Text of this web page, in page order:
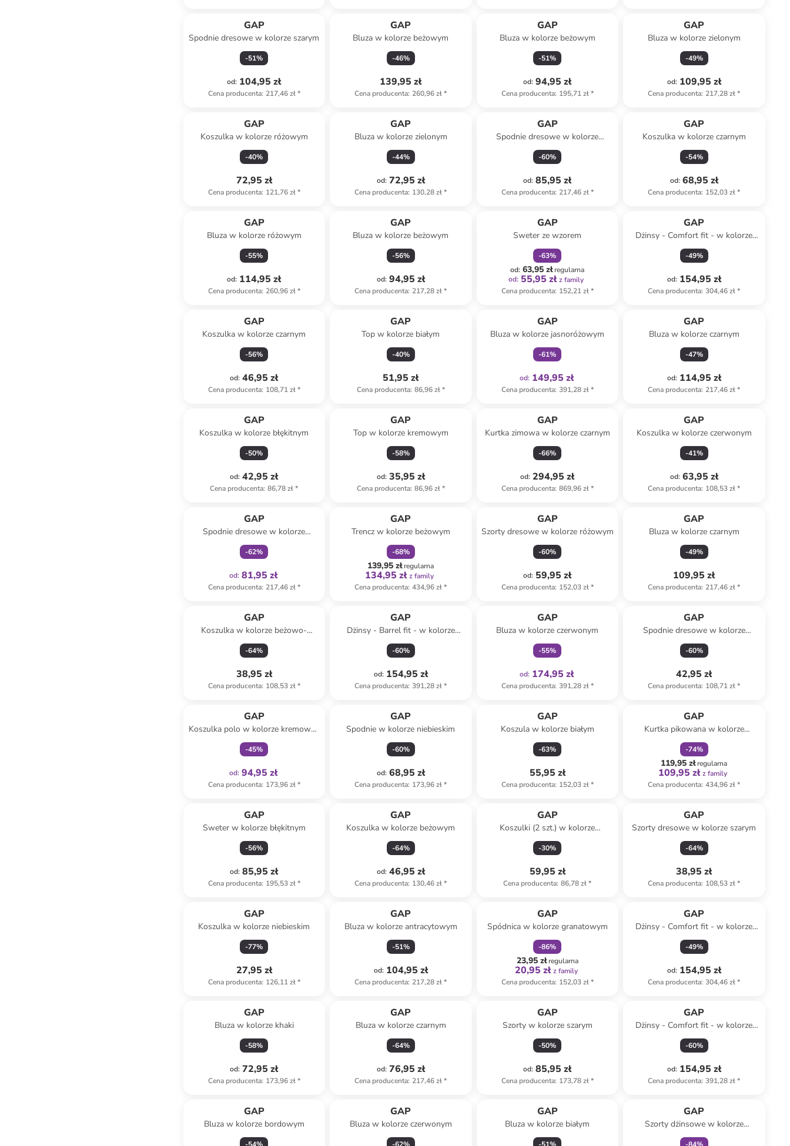
GAP
Spodnie dresowe w kolorze szarym
-51%
od: 104,95 zł
Cena producenta: 217,46 zł*
GAP
Bluza w kolorze beżowym
-46%
139,95 zł
Cena producenta: 260,96 zł*
GAP
Bluza w kolorze beżowym
-51%
od: 94,95 zł
Cena producenta: 195,71 zł*
GAP
Bluza w kolorze zielonym
-49%
od: 109,95 zł
Cena producenta: 217,28 zł*
GAP
Koszulka w kolorze różowym
-40%
72,95 zł
Cena producenta: 121,76 zł*
GAP
Bluza w kolorze zielonym
-44%
od: 72,95 zł
Cena producenta: 130,28 zł*
GAP
Spodnie dresowe w kolorze
bordowym
-60%
od: 85,95 zł
Cena producenta: 217,46 zł*
GAP
Koszulka w kolorze czarnym
-54%
od: 68,95 zł
Cena producenta: 152,03 zł*
GAP
Bluza w kolorze różowym
-55%
od: 114,95 zł
Cena producenta: 260,96 zł*
GAP
Bluza w kolorze beżowym
-56%
od: 94,95 zł
Cena producenta: 217,28 zł*
GAP
Sweter ze wzorem
-63%
od: 63,95 złregularna
od: 55,95 zł z family
Cena producenta: 152,21 zł*
GAP
Dżinsy - Comfort fit - w kolorze
niebieskim
-49%
od: 154,95 zł
Cena producenta: 304,46 zł*
GAP
Koszulka w kolorze czarnym
-56%
od: 46,95 zł
Cena producenta: 108,71 zł*
GAP
Top w kolorze białym
-40%
51,95 zł
Cena producenta: 86,96 zł*
GAP
Bluza w kolorze jasnoróżowym
-61%
od: 149,95 zł
Cena producenta: 391,28 zł*
GAP
Bluza w kolorze czarnym
-47%
od: 114,95 zł
Cena producenta: 217,46 zł*
GAP
Koszulka w kolorze błękitnym
-50%
od: 42,95 zł
Cena producenta: 86,78 zł*
GAP
Top w kolorze kremowym
-58%
od: 35,95 zł
Cena producenta: 86,96 zł*
GAP
Kurtka zimowa w kolorze czarnym
-66%
od: 294,95 zł
Cena producenta: 869,96 zł*
GAP
Koszulka w kolorze czerwonym
-41%
od: 63,95 zł
Cena producenta: 108,53 zł*
GAP
Spodnie dresowe w kolorze
czarnym
-62%
od: 81,95 zł
Cena producenta: 217,46 zł*
GAP
Trencz w kolorze beżowym
-68%
139,95 złregularna
134,95 zł z family
Cena producenta: 434,96 zł*
GAP
Szorty dresowe w kolorze różowym
-60%
od: 59,95 zł
Cena producenta: 152,03 zł*
GAP
Bluza w kolorze czarnym
-49%
109,95 zł
Cena producenta: 217,46 zł*
GAP
Koszulka w kolorze beżowo-
błękitnym
-64%
38,95 zł
Cena producenta: 108,53 zł*
GAP
Dżinsy - Barrel fit - w kolorze
błękitnym
-60%
od: 154,95 zł
Cena producenta: 391,28 zł*
GAP
Bluza w kolorze czerwonym
-55%
od: 174,95 zł
Cena producenta: 391,28 zł*
GAP
Spodnie dresowe w kolorze
fioletowym
-60%
42,95 zł
Cena producenta: 108,71 zł*
GAP
Koszulka polo w kolorze kremowo-
czarnym
-45%
od: 94,95 zł
Cena producenta: 173,96 zł*
GAP
Spodnie w kolorze niebieskim
-60%
od: 68,95 zł
Cena producenta: 173,96 zł*
GAP
Koszula w kolorze białym
-63%
55,95 zł
Cena producenta: 152,03 zł*
GAP
Kurtka pikowana w kolorze
granatowym
-74%
119,95 złregularna
109,95 zł z family
Cena producenta: 434,96 zł*
GAP
Sweter w kolorze błękitnym
-56%
od: 85,95 zł
Cena producenta: 195,53 zł*
GAP
Koszulka w kolorze beżowym
-64%
od: 46,95 zł
Cena producenta: 130,46 zł*
GAP
Koszulki (2 szt.) w kolorze
błękitnym i zielonym
-30%
59,95 zł
Cena producenta: 86,78 zł*
GAP
Szorty dresowe w kolorze szarym
-64%
38,95 zł
Cena producenta: 108,53 zł*
GAP
Koszulka w kolorze niebieskim
-77%
27,95 zł
Cena producenta: 126,11 zł*
GAP
Bluza w kolorze antracytowym
-51%
od: 104,95 zł
Cena producenta: 217,28 zł*
GAP
Spódnica w kolorze granatowym
-86%
23,95 złregularna
20,95 zł z family
Cena producenta: 152,03 zł*
GAP
Dżinsy - Comfort fit - w kolorze
błękitnym
-49%
od: 154,95 zł
Cena producenta: 304,46 zł*
GAP
Bluza w kolorze khaki
-58%
od: 72,95 zł
Cena producenta: 173,96 zł*
GAP
Bluza w kolorze czarnym
-64%
od: 76,95 zł
Cena producenta: 217,46 zł*
GAP
Szorty w kolorze szarym
-50%
od: 85,95 zł
Cena producenta: 173,78 zł*
GAP
Dżinsy - Comfort fit - w kolorze
niebieskim
-60%
od: 154,95 zł
Cena producenta: 391,28 zł*
GAP
Bluza w kolorze bordowym
GAP
Bluza w kolorze czerwonym
GAP
Bluza w kolorze białym
GAP
Szorty dżinsowe w kolorze
niebieskim